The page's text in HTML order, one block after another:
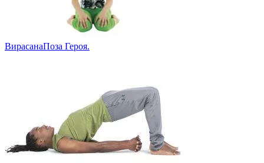
ВирасанаПоза Героя.